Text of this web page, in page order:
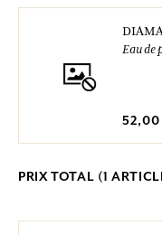
Eau de
52,00
PRIX TOTAL (1